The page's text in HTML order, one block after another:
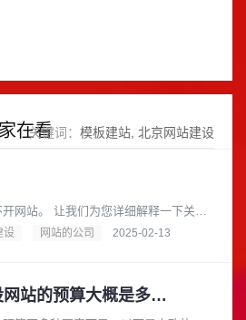
在看
关键词： 模板建站 北京网站建设
细解释一下关于
以及您可以如何选择合适的公司来帮您
设 网站的公司 2025-02-13
公司集团企业建设网站的预算大概是多少？